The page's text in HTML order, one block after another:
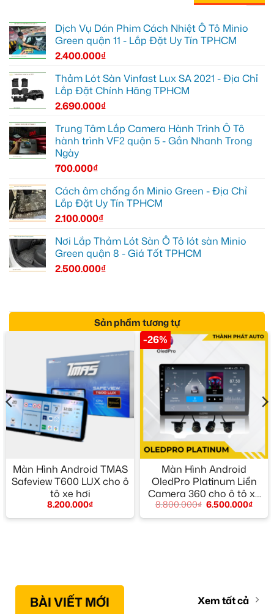
Dịch Vụ Dán Phim Cách Nhiệt Ô Tô Minio
Green quận 11 - Lắp Đặt Uy Tín TPHCM
2.400.000₫
Thảm Lót Sàn Vinfast Lux SA 2021 - Địa Chỉ
Lắp Đặt Chính Hãng TPHCM
2.690.000₫
Trung Tâm Lắp Camera Hành Trình Ô Tô
hành trình VF2 quận 5 - Gắn Nhanh Trong
Ngày
700.000₫
Cách âm chống ồn Minio Green - Địa Chỉ
Lắp Đặt Uy Tín TPHCM
2.100.000₫
Nơi Lắp Thảm Lót Sàn Ô Tô lót sàn Minio
Green quận 8 - Giá Tốt TPHCM
2.500.000₫
Sản phẩm tương tự
Màn Hình Android TMAS
Safeview T600 LUX cho ô
tô xe hơi
8.200.000₫
-26%
Màn Hình Android
OledPro Platinum Liền
Camera 360 cho ô tô xe
hơi
8.800.000₫ 6.500.000₫
BÀI VIẾT MỚI Xem tất cả